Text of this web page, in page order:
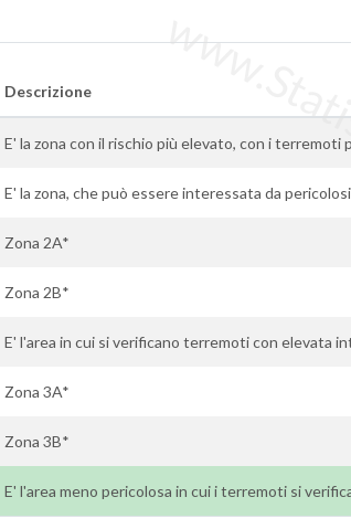
Descrizione
E' la zona con il rischio più elevato, con i terremoti
E' la zona, che può essere interessata da
Zona 2A*
Zona 2B*
E' l'area in cui si verificano terremoti con elevata
Zona 3A*
Zona 3B*
E' l'area meno pericolosa in cui i terremoti si